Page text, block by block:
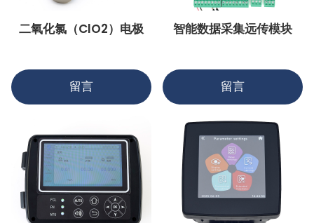
二氧化氯（ClO2）电极
留言
智能数据采集远传模块
留言